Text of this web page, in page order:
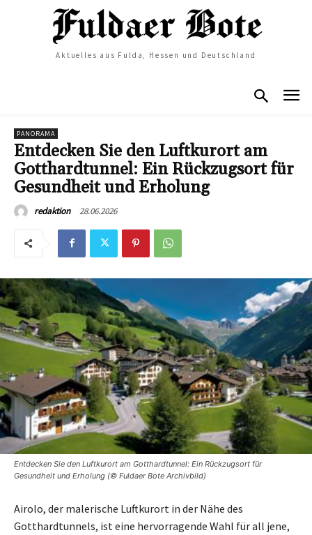
Aktuelles aus Fulda, Hessen und Deutschland
PANORAMA
Entdecken Sie den Luftkurort am
Gotthardtunnel: Ein Rückzugsort für
Gesundheit und Erholung
redaktion 28.06.2026
Entdecken Sie den Luftkurort am Gotthardtunnel: Ein Rückzugsort für
Gesundheit und Erholung (© Fuldaer Bote Archivbild)
Airolo, der malerische Luftkurort in der Nähe des
Gotthardtunnels, ist eine hervorragende Wahl für all jene,